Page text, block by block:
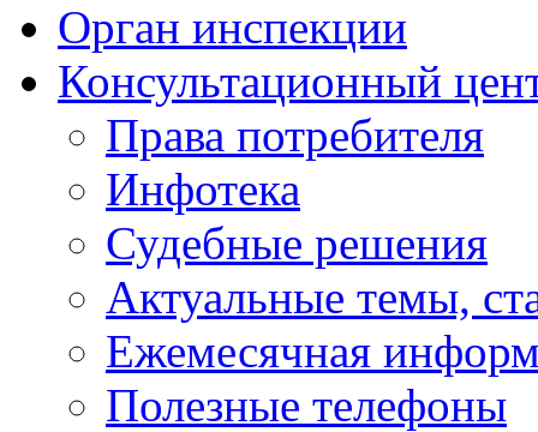
Орган инспекции
Консультационный
Права потребителя
Инфотека
Судебные решения
Актуальные темы,
Ежемесячная
Полезные телефоны